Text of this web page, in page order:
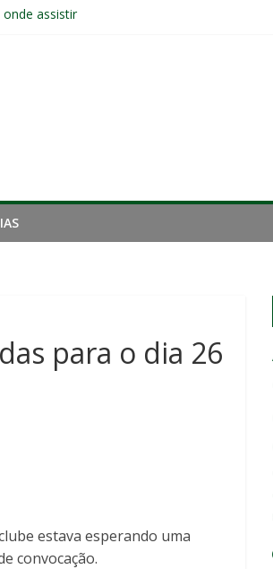
assistir
contra o Nova Iguaçu pelo Carioca
confirmada pelo Fluminense e passará
para o dia 26
estava esperando uma
convocação.